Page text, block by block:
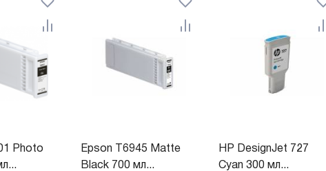
Photo
Epson T6945 Matte
Black 700 мл...
HP DesignJet 727
Cyan 300 мл...